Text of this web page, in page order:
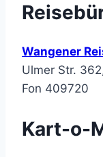
Wangener
Ulmer Str.
Fon 409720
Kart-o-